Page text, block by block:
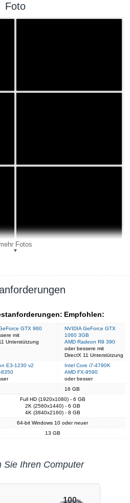
Foto
Fotos
▼
Empfohlen:
GTX 960
mit
Unterstützung
NVIDIA GeForce GTX
1060 3GB
AMD Radeon R9 390
oder bessere mit
DirectX 11 Unterstützung
E3-1230 v2
8350
Intel Core i7-4790K
AMD FX-9590
oder besser
16 GB
Full HD (1920x1080) - 6 GB
2K (2560x1440) - 6 GB
4K (3840x2160) - 8 GB
64-bit Windows 10 oder neuer
13 GB
Sie Ihren Computer
100%